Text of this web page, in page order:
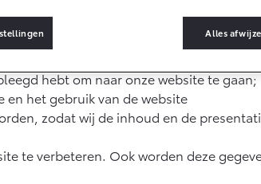
cookies. Onze cookies houden
mogelijk te maken;
hebt om naar onze website te gaan;
het gebruik van de website
zodat wij de inhoud en de
te verbeteren. Ook worden deze
Alles